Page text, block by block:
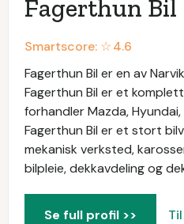
Fagerthun Bil
Smartscore: ☆4.6
Fagerthun Bil er en av
Fagerthun Bil er et
forhandler Mazda, Hyundai,
Fagerthun Bil er et stort
mekanisk verksted,
bilpleie, dekkavdeling og
Se full profil >>